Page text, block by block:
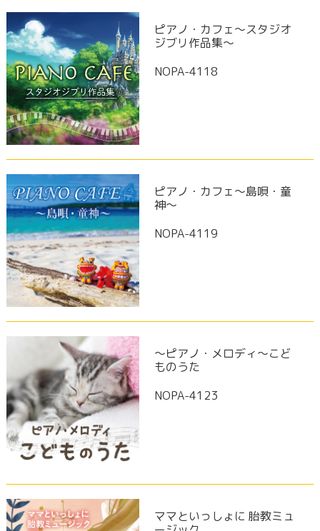
ピアノ・カフェ～スタジオ
ジブリ作品集～
NOPA-4118
ピアノ・カフェ～島唄・童
神～
NOPA-4119
～ピアノ・メロディ～こど
ものうた
NOPA-4123
ママといっしょに 胎教ミュ